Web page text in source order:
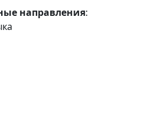
направления: